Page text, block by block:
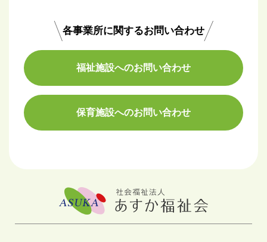
各事業所に関するお問い合わせ
福祉施設へのお問い合わせ
保育施設へのお問い合わせ